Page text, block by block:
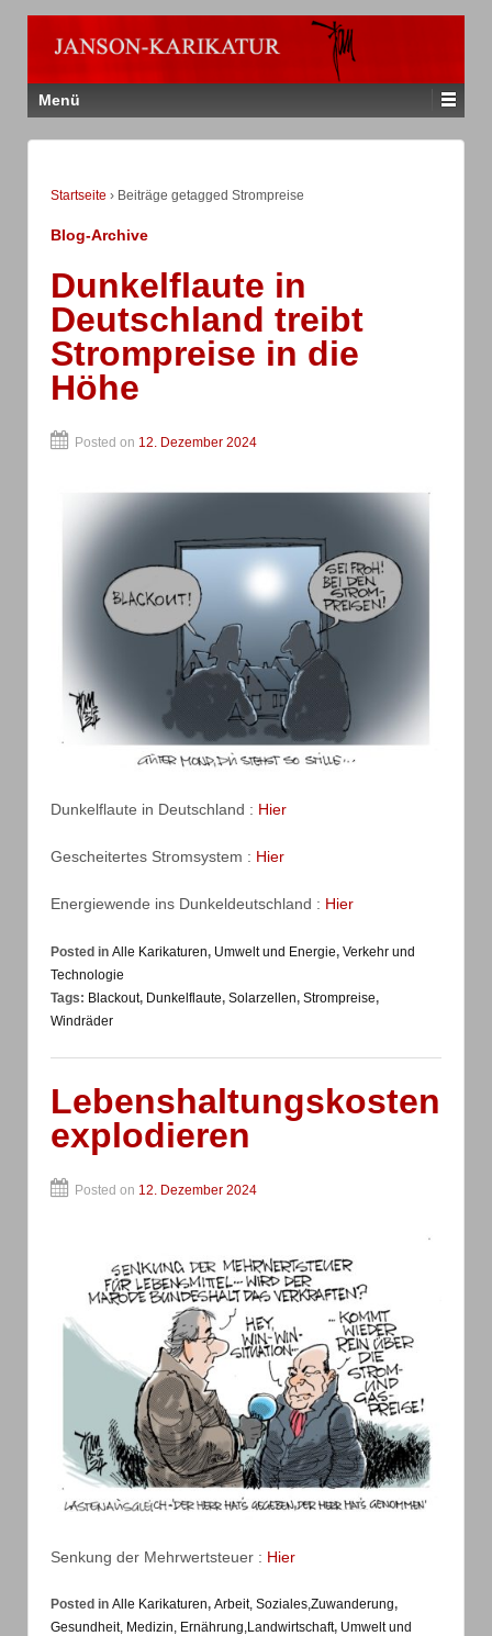
Menü
Startseite › Beiträge getagged Strompreise
Blog-Archive
Dunkelflaute in
Deutschland treibt
Strompreise in die
Höhe
Posted on 12. Dezember 2024
Dunkelflaute in Deutschland : Hier
Gescheitertes Stromsystem : Hier
Energiewende ins Dunkeldeutschland : Hier
Posted in Alle Karikaturen, Umwelt und Energie, Verkehr und
Technologie
Tags: Blackout, Dunkelflaute, Solarzellen, Strompreise,
Windräder
Lebenshaltungskosten
explodieren
Posted on 12. Dezember 2024
Senkung der Mehrwertsteuer : Hier
Posted in Alle Karikaturen, Arbeit, Soziales,Zuwanderung,
Gesundheit, Medizin, Ernährung,Landwirtschaft, Umwelt und